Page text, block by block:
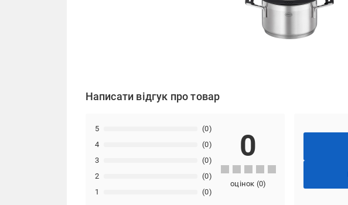
Написати відгук про товар
1 (0)
2 (0)
3 (0)
4 (0)
5 (0)
0
оцінок (0)